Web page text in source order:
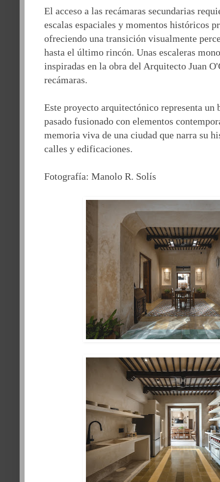
El acceso a las recámaras secundarias
escalas espaciales y momentos históricos
ofreciendo una transición visualmente
hasta el último rincón. Unas escaleras
inspiradas en la obra del Arquitecto Juan
recámaras.
Este proyecto arquitectónico representa un
pasado fusionado con elementos
memoria viva de una ciudad que narra su
calles y edificaciones.
Fotografía: Manolo R. Solís